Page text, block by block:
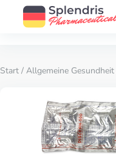
Start / Allgemeine Gesundheit